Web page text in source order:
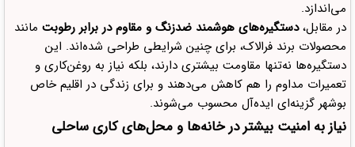
می‌اندازد.
در مقابل،دستگیره‌های هوشمند ضدزنگ و مقاوم در برابر رطوبت مانند
محصولات برند فرالاک، برای چنین شرایطی طراحی شده‌اند. این
دستگیره‌ها نه‌تنها مقاومت بیشتری دارند، بلکه نیاز به روغن‌کاری و
تعمیرات مداوم را هم کاهش می‌دهند و برای زندگی در اقلیم خاص
بوشهر گزینه‌ای ایده‌آل محسوب می‌شوند.
نیاز به امنیت بیشتر در خانه‌ها و محل‌های کاری ساحلی